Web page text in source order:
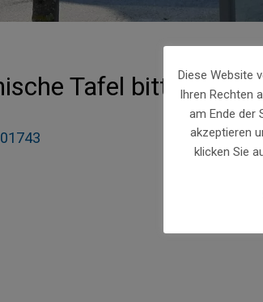
Tafel bittet um
Diese Website
Ihren Rechten
am Ende der
akzeptieren
klicken Sie